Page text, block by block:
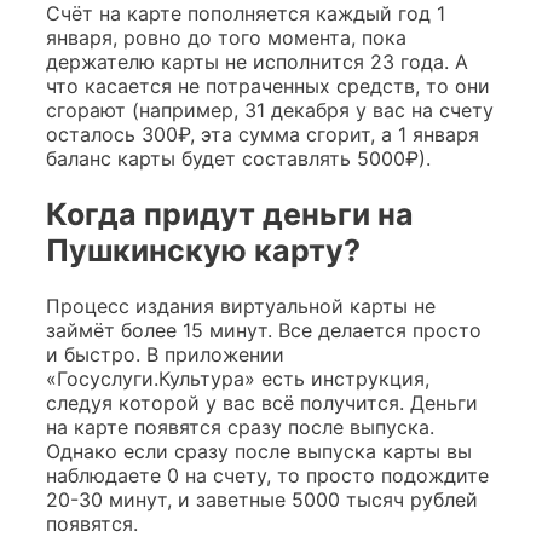
Счёт на карте пополняется каждый год 1
января, ровно до того момента, пока
держателю карты не исполнится 23 года. А
что касается не потраченных средств, то они
сгорают (например, 31 декабря у вас на счету
осталось 300₽, эта сумма сгорит, а 1 января
баланс карты будет составлять 5000₽).
Когда придут деньги на
Пушкинскую карту?
Процесс издания виртуальной карты не
займёт более 15 минут. Все делается просто
и быстро. В приложении
«Госуслуги.Культура» есть инструкция,
следуя которой у вас всё получится. Деньги
на карте появятся сразу после выпуска.
Однако если сразу после выпуска карты вы
наблюдаете 0 на счету, то просто подождите
20-30 минут, и заветные 5000 тысяч рублей
появятся.